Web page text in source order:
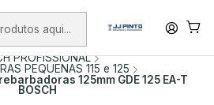
EM ENCOMENDAS +75€ (excepto ilhas)
FERRAMENTAS COM FIO
PROFISSIONAL
PEQUENAS 115 e 125
125mm GDE 125 EA-T
BOSCH